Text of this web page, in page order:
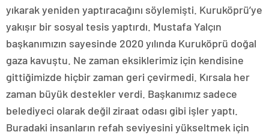
yıkarak yeniden yaptıracağını söylemişti. Kuruköprü’ye
yakışır bir sosyal tesis yaptırdı. Mustafa Yalçın
başkanımızın sayesinde 2020 yılında Kuruköprü doğal
gaza kavuştu. Ne zaman eksiklerimiz için kendisine
gittiğimizde hiçbir zaman geri çevirmedi. Kırsala her
zaman büyük destekler verdi. Başkanımız sadece
belediyeci olarak değil ziraat odası gibi işler yaptı.
Buradaki insanların refah seviyesini yükseltmek için